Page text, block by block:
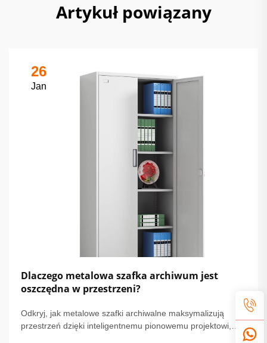
Artykuł powiązany
26
Jan
Dlaczego metalowa szafka archiwum jest
oszczędna w przestrzeni?
Odkryj, jak metalowe szafki archiwalne maksymalizują
przestrzeń dzięki inteligentnemu pionowemu projektowi,